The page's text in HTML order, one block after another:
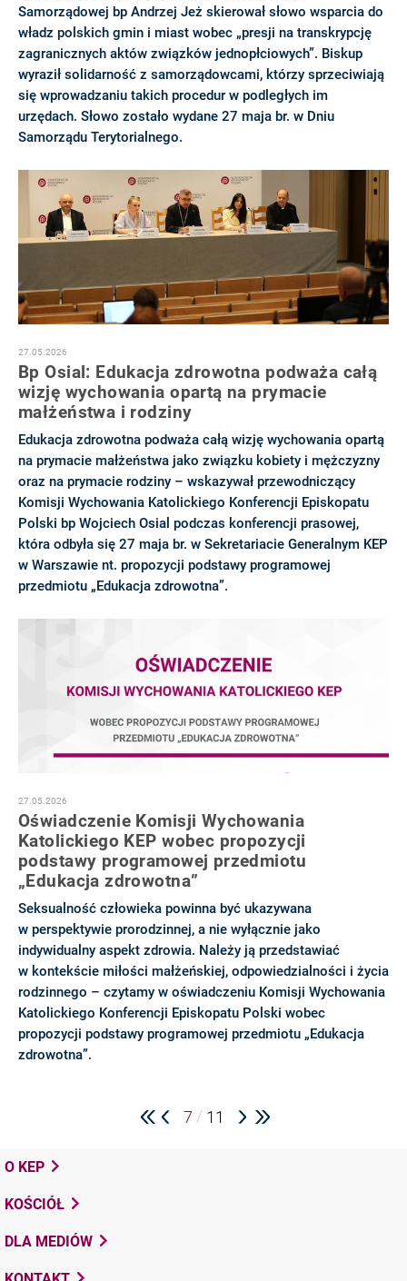
Samorządowej bp Andrzej Jeż skierował słowo wsparcia do
władz polskich gmin i miast wobec „presji na transkrypcję
zagranicznych aktów związków jednopłciowych”. Biskup
wyraził solidarność z samorządowcami, którzy sprzeciwiają
się wprowadzaniu takich procedur w podległych im
urzędach. Słowo zostało wydane 27 maja br. w Dniu
Samorządu Terytorialnego.
27.05.2026
Bp Osial: Edukacja zdrowotna podważa całą
wizję wychowania opartą na prymacie
małżeństwa i rodziny
Edukacja zdrowotna podważa całą wizję wychowania opartą
na prymacie małżeństwa jako związku kobiety i mężczyzny
oraz na prymacie rodziny – wskazywał przewodniczący
Komisji Wychowania Katolickiego Konferencji Episkopatu
Polski bp Wojciech Osial podczas konferencji prasowej,
która odbyła się 27 maja br. w Sekretariacie Generalnym KEP
w Warszawie nt. propozycji podstawy programowej
przedmiotu „Edukacja zdrowotna”.
27.05.2026
Oświadczenie Komisji Wychowania
Katolickiego KEP wobec propozycji
podstawy programowej przedmiotu
„Edukacja zdrowotna”
Seksualność człowieka powinna być ukazywana
w perspektywie prorodzinnej, a nie wyłącznie jako
indywidualny aspekt zdrowia. Należy ją przedstawiać
w kontekście miłości małżeńskiej, odpowiedzialności i życia
rodzinnego – czytamy w oświadczeniu Komisji Wychowania
Katolickiego Konferencji Episkopatu Polski wobec
propozycji podstawy programowej przedmiotu „Edukacja
zdrowotna”.
7 / 11
O KEP
KOŚCIÓŁ
DLA MEDIÓW